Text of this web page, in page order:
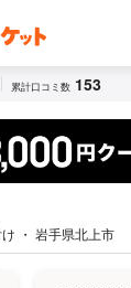
累計口コミ数 153
・ 岩手県北上市